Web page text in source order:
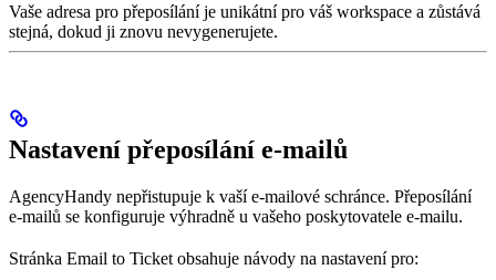
Vaše adresa pro přeposílání je unikátní pro váš workspace a zůstává
stejná, dokud ji znovu nevygenerujete.
Nastavení přeposílání e-mailů
AgencyHandy nepřistupuje k vaší e-mailové schránce. Přeposílání
e-mailů se konfiguruje výhradně u vašeho poskytovatele e-mailu.
Stránka Email to Ticket obsahuje návody na nastavení pro: